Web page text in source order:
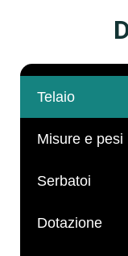
Telaio
Misure e pesi
Serbatoi
Dotazione